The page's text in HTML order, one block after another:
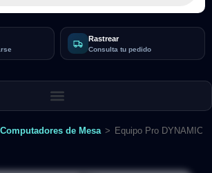
Rastrear
Consulta tu pedido
Computadores de Mesa > Equipo Pro